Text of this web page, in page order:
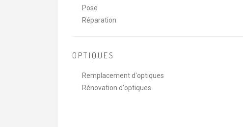
Pose
Réparation
OPTIQUES
Remplacement d'optiques
Rénovation d'optiques